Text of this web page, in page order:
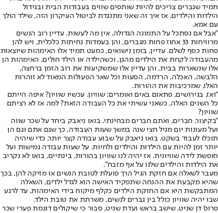
תמיד שגברים צריכים להיות שותפים שווים בעבודות הבית ובגידול
הילדות והילדים. אז איך זה שאני מתנגדת לביטול העיקרון הזה, שילד הולך
עם אמא.
"אבל אם נסתכל על התמונה הגדולה, אין מה לעשות. עדיין רוב הנשים
מרוויחות 33 אחוז פחות מגברים, והן בעמדות נחיתות כלכלית, ויש להן
פחות כסף לשלם. עדיין, בזמן נישואים, כמעט תמיד אלו האימהות שיוצאות
מהעבודה לקחת את הילדים מהגן, וכשהילדה או הילד חולים, האימהות הן
אלו שנשארות בבית, והן עדיין אלו שמשקיעות את רוב הזמן ברחצה,
הלבשה, האכלה, הרדמה, הסעות וכל שאר הפעולות המאוד לא זוהרות
האלו, שמרכיבות את ההורות.
"ואז, בגירושים, פתאום באים ואומרים: שוויון. עכשיו שוויון? איפה הייתם
כל השנים האלה, כשאני עשיתי את כל העבודה הזאת? למה אז לא רציתם
שוויון?
"בקיצור, חברים, ואתם חברים מבחינתי, בואו ניאבק ביחד על שכר שווה
ועל מעונות יום מגיל חצי שנה במשך שעות העבודה, כך שגם אתם וגם הן
תוכלו לעבוד בשקט. בואו ניאבק על שבוע עבודה קצר יותר, כדי שיהיה
יותר זמן להיות עם הילדות והילדים ולחיות. על שעות עבודה גמישות ועל
חופשת לידה שוויונית. אז יהיה לנו שוויון בהורות. בינתיים, בואו לא נקריב
את הילדות והילדים שלנו על אף מזבח".
מעבר לשאלה אם חזקת הגיל הרך פועלת לטובת הנשים או מזיקה להן, בכך
שהיא מקבעת את ההנחה שתפקיד האישה הוא לגדל ילדים, השאלה
המתבקשת היא אם החזקת הילדים כקלף מיקוח בידי האימהות, עד לרגע
שבו יהיה שוויון כולל בין גברים לנשים, משרתת את טובת הילד.
פרופ' דן שניט, שישב בראש ועדת שניט, סבור כי שיקולים דוגמת פערי שכר